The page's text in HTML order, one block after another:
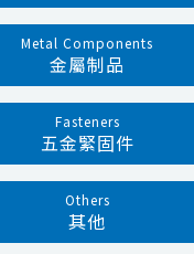
Metal Components
金屬制品
Fasteners
五金緊固件
Others
其他